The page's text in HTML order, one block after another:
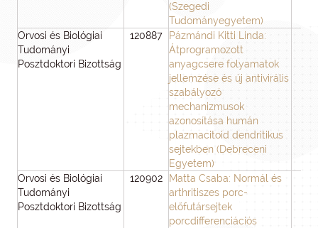
(Szegedi
Tudományegyetem)
Orvosi és Biológiai
Tudományi
Posztdoktori Bizottság
120887
Pázmándi Kitti Linda:
Átprogramozott
anyagcsere folyamatok
jellemzése és új antivirális
szabályozó
mechanizmusok
azonosítása humán
plazmacitoid dendritikus
sejtekben (Debreceni
Egyetem)
Orvosi és Biológiai
Tudományi
Posztdoktori Bizottság
120902
Matta Csaba: Normál és
arthritiszes porc-
előfutársejtek
porcdifferenciációs